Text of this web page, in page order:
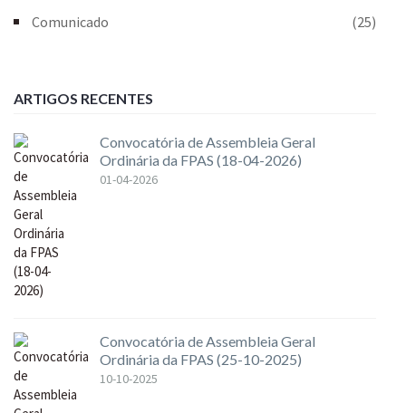
Comunicado
(25)
ARTIGOS RECENTES
Convocatória de Assembleia Geral
Ordinária da FPAS (18-04-2026)
01-04-2026
Convocatória de Assembleia Geral
Ordinária da FPAS (25-10-2025)
10-10-2025